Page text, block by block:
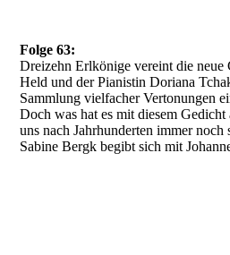
Folge 63:
Dreizehn Erlkönige vereint die neue
Held und der Pianistin Doriana
Sammlung vielfacher Vertonungen
Doch was hat es mit diesem
uns nach Jahrhunderten immer noch
Sabine Bergk begibt sich mit